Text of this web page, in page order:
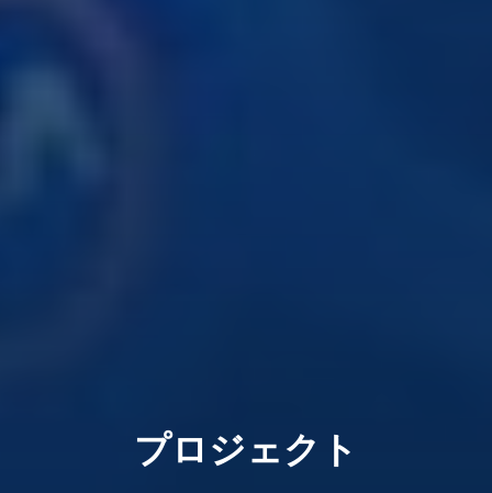
プロジェクト